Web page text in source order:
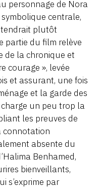
personnage de Nora
centrale,
tendrait plutôt
partie du film relève
de la chronique et
courage », levée
et assurant, une fois
et la garde des
un peu trop la
les preuves de
connotation
absente du
Benhamed,
bienveillants,
s’exprime par